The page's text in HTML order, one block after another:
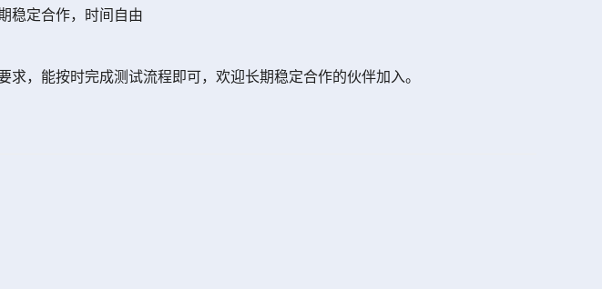
稳定合作，时间自由
，能按时完成测试流程即可，欢迎长期稳定合作的伙伴加入。